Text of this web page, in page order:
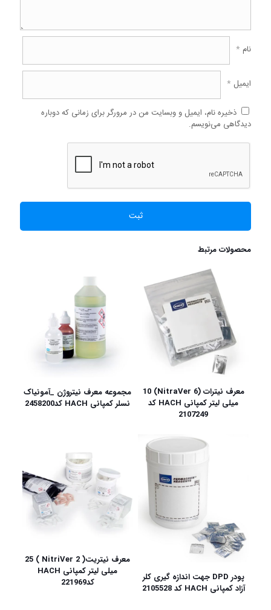
نام *
ایمیل *
ذخیره نام، ایمیل و وبسایت من در مرورگر برای زمانی که دوباره
دیدگاهی می‌نویسم.
محصولات مرتبط
معرف نیترات (NitraVer 6) 10
میلی لیتر کمپانی HACH کد
2107249
مجموعه معرف نیتروژن _آمونیاک
نسلر کمپانی HACH کد2458200
پودر DPD جهت اندازه گیری کلر
آزاد کمپانی HACH کد 2105528
معرف نیتریت( NitriVer 2 ) 25
میلی لیتر کمپانی HACH
کد221969